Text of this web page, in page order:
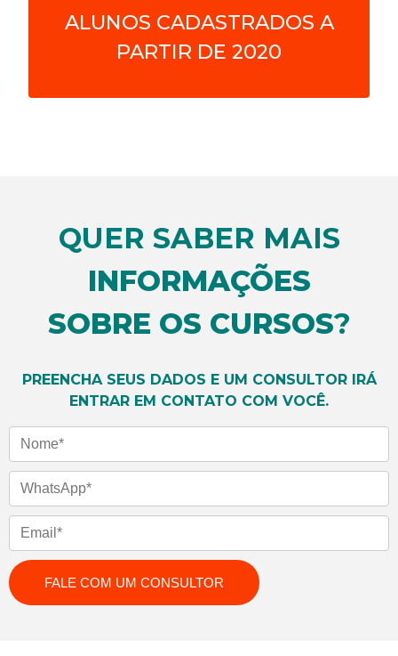
ALUNOS CADASTRADOS A
PARTIR DE 2020
QUER SABER MAIS
INFORMAÇÕES
SOBRE OS CURSOS?
PREENCHA SEUS DADOS E UM CONSULTOR IRÁ
ENTRAR EM CONTATO COM VOCÊ.
Nome
WhatsApp
Email
FALE COM UM CONSULTOR